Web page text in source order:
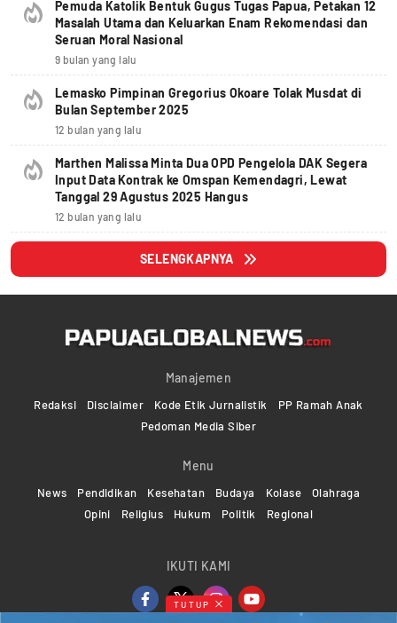
Pemuda Katolik Bentuk Gugus Tugas Papua, Petakan 12
Masalah Utama dan Keluarkan Enam Rekomendasi dan
Seruan Moral Nasional
9 bulan yang lalu
Lemasko Pimpinan Gregorius Okoare Tolak Musdat di
Bulan September 2025
12 bulan yang lalu
Marthen Malissa Minta Dua OPD Pengelola DAK Segera
Input Data Kontrak ke Omspan Kemendagri, Lewat
Tanggal 29 Agustus 2025 Hangus
12 bulan yang lalu
SELENGKAPNYA
Manajemen
Redaksi Disclaimer Kode Etik Jurnalistik
PP Ramah Anak
Pedoman Media Siber
Menu
News Pendidikan Kesehatan Budaya Kolase
Olahraga
Opini
Religius Hukum Politik Regional
IKUTI KAMI
TUTUP